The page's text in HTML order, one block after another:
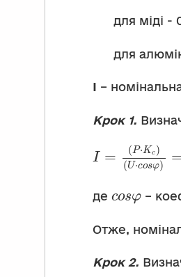
для міді -
для
I –
Крок 1.
I = (P⋅Kc )
(U⋅cosφ)
де cosφ–
Отже,
Крок 2.